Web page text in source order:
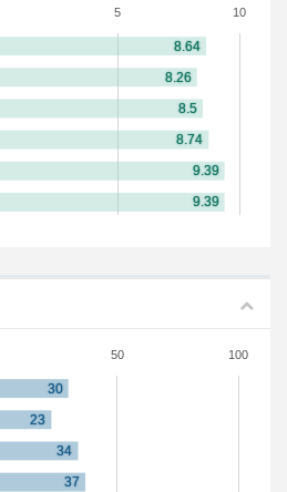
5 10
50 100